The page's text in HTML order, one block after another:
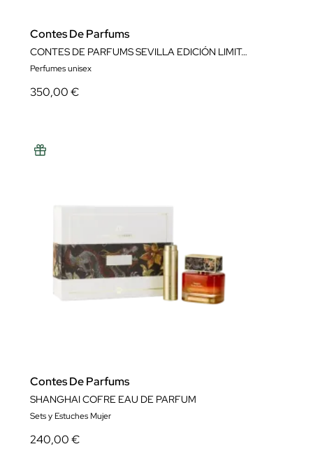
Contes De Parfums
CONTES DE PARFUMS SEVILLA EDICIÓN LIMITADA (30%) 100 M
Perfumes unisex
350,00 €
Contes De Parfums
SHANGHAI COFRE EAU DE PARFUM
Sets y Estuches Mujer
240,00 €